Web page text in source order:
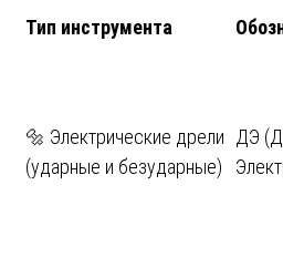
Тип инструмента
🔩 Электрические дрели
(ударные и безударные)
ДЭ